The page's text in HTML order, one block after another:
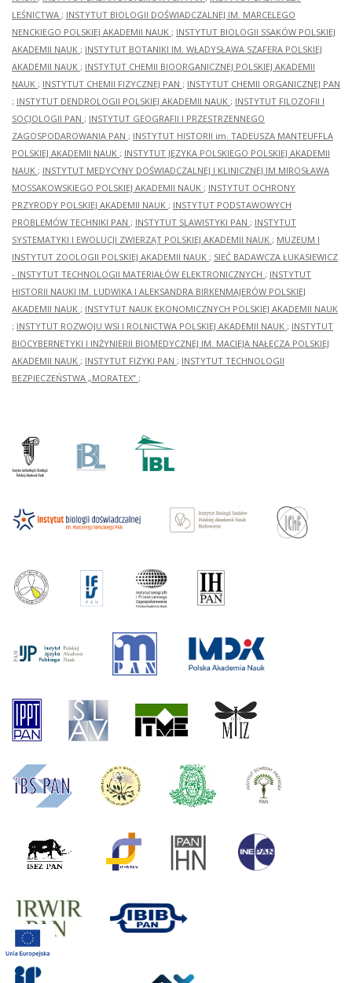
LEŚNICTWA ; INSTYTUT BIOLOGII DOŚWIADCZALNEJ IM. MARCELEGO
NENCKIEGO POLSKIEJ AKADEMII NAUK ; INSTYTUT BIOLOGII SSAKÓW POLSKIEJ
AKADEMII NAUK ; INSTYTUT BOTANIKI IM. WŁADYSŁAWA SZAFERA POLSKIEJ
AKADEMII NAUK ; INSTYTUT CHEMII BIOORGANICZNEJ POLSKIEJ AKADEMII
NAUK ; INSTYTUT CHEMII FIZYCZNEJ PAN ; INSTYTUT CHEMII ORGANICZNEJ PAN
; INSTYTUT DENDROLOGII POLSKIEJ AKADEMII NAUK ; INSTYTUT FILOZOFII I
SOCJOLOGII PAN ; INSTYTUT GEOGRAFII I PRZESTRZENNEGO
ZAGOSPODAROWANIA PAN ; INSTYTUT HISTORII im. TADEUSZA MANTEUFFLA
POLSKIEJ AKADEMII NAUK ; INSTYTUT JĘZYKA POLSKIEGO POLSKIEJ AKADEMII
NAUK ; INSTYTUT MEDYCYNY DOŚWIADCZALNEJ I KLINICZNEJ IM.MIROSŁAWA
MOSSAKOWSKIEGO POLSKIEJ AKADEMII NAUK ; INSTYTUT OCHRONY
PRZYRODY POLSKIEJ AKADEMII NAUK ; INSTYTUT PODSTAWOWYCH
PROBLEMÓW TECHNIKI PAN ; INSTYTUT SLAWISTYKI PAN ; INSTYTUT
SYSTEMATYKI I EWOLUCJI ZWIERZĄT POLSKIEJ AKADEMII NAUK ; MUZEUM I
INSTYTUT ZOOLOGII POLSKIEJ AKADEMII NAUK ; SIEĆ BADAWCZA ŁUKASIEWICZ
- INSTYTUT TECHNOLOGII MATERIAŁÓW ELEKTRONICZNYCH ; INSTYTUT
HISTORII NAUKI IM. LUDWIKA I ALEKSANDRA BIRKENMAJERÓW POLSKIEJ
AKADEMII NAUK ; INSTYTUT NAUK EKONOMICZNYCH POLSKIEJ AKADEMII NAUK
; INSTYTUT ROZWOJU WSI I ROLNICTWA POLSKIEJ AKADEMII NAUK ; INSTYTUT
BIOCYBERNETYKI I INŻYNIERII BIOMEDYCZNEJ IM. MACIEJA NAŁĘCZA POLSKIEJ
AKADEMII NAUK ; INSTYTUT FIZYKI PAN ; INSTYTUT TECHNOLOGII
BEZPIECZEŃSTWA „MORATEX” ;